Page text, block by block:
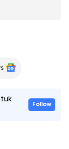
Follow